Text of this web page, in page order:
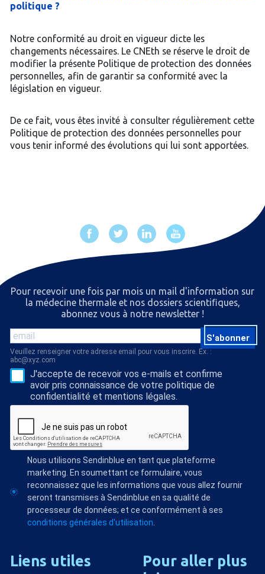
politique ?
Notre conformité au droit en vigueur dicte les
changements nécessaires. Le CNEth se réserve le droit de
modifier la présente Politique de protection des données
personnelles, afin de garantir sa conformité avec la
législation en vigueur.
De ce fait, vous êtes invité à consulter régulièrement cette
Politique de protection des données personnelles pour
vous tenir informé des évolutions qui lui sont apportées.
Pour recevoir une fois par mois un mail d'information sur
la médecine thermale et nos dossiers scientiﬁques,
abonnez vous à notre newsletter !
S'abonner
Veuillez renseigner votre adresse email pour vous inscrire. Ex. :
abc@xyz.com
J'accepte de recevoir vos e-mails et confirme
avoir pris connaissance de votre politique de
confidentialité et mentions légales.
Nous utilisons Sendinblue en tant que plateforme
marketing. En soumettant ce formulaire, vous
reconnaissez que les informations que vous allez fournir
seront transmises à Sendinblue en sa qualité de
processeur de données; et ce conformément à ses
conditions générales d'utilisation
Liens utiles Pour aller plus